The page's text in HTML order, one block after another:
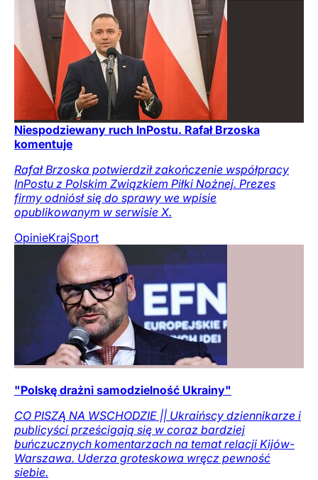
Niespodziewany ruch InPostu. Rafał Brzoska
komentuje
Rafał Brzoska potwierdził zakończenie współpracy
InPostu z Polskim Związkiem Piłki Nożnej. Prezes
firmy odniósł się do sprawy we wpisie
opublikowanym w serwisie X.
OpinieKrajSport
"Polskę drażni samodzielność Ukrainy"
CO PISZĄ NA WSCHODZIE || Ukraińscy dziennikarze i
publicyści prześcigają się w coraz bardziej
buńczucznych komentarzach na temat relacji Kijów-
Warszawa. Uderza groteskowa wręcz pewność
siebie.